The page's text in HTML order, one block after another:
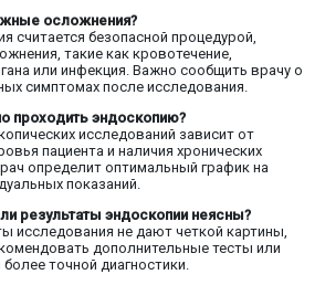
осложнения?
считается безопасной процедурой,
такие как кровотечение,
или инфекция. Важно сообщить врачу о
симптомах после исследования.
проходить эндоскопию?
исследований зависит от
пациента и наличия хронических
определит оптимальный график на
показаний.
результаты эндоскопии неясны?
исследования не дают четкой картины,
дополнительные тесты или
точной диагностики.